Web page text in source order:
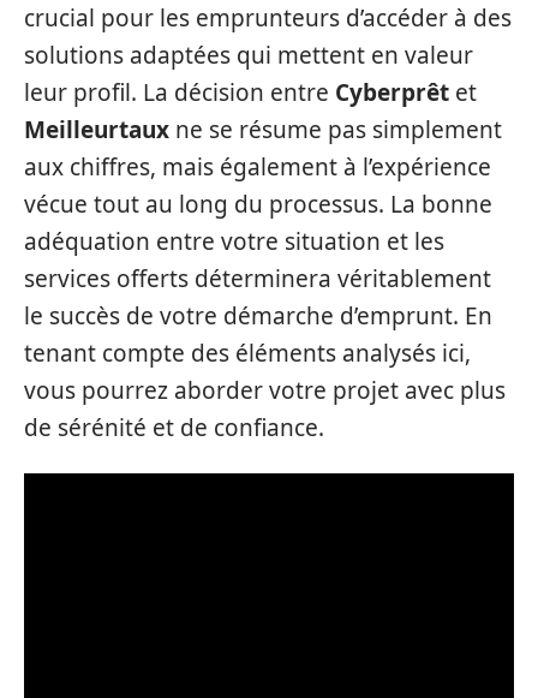
crucial pour les emprunteurs d’accéder à des
solutions adaptées qui mettent en valeur
leur profil. La décision entre Cyberprêt et
Meilleurtaux ne se résume pas simplement
aux chiffres, mais également à l’expérience
vécue tout au long du processus. La bonne
adéquation entre votre situation et les
services offerts déterminera véritablement
le succès de votre démarche d’emprunt. En
tenant compte des éléments analysés ici,
vous pourrez aborder votre projet avec plus
de sérénité et de confiance.